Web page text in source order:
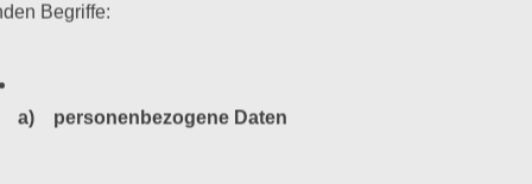
Hannoverscher Bahnhof: das
und der Landesverein der Sinti in Hamburg mahnen.
Begriffe:
a) personenbezogene Daten